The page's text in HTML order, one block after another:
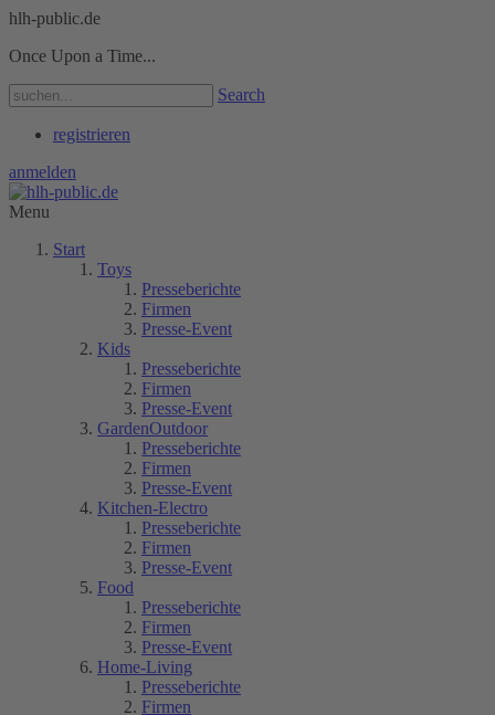
hlh-public.de
Once Upon a Time...
Search
registrieren
anmelden
Menu
Start
Toys
Presseberichte
Firmen
Presse-Event
Kids
Presseberichte
Firmen
Presse-Event
GardenOutdoor
Presseberichte
Firmen
Presse-Event
Kitchen-Electro
Presseberichte
Firmen
Presse-Event
Food
Presseberichte
Firmen
Presse-Event
Home-Living
Presseberichte
Firmen